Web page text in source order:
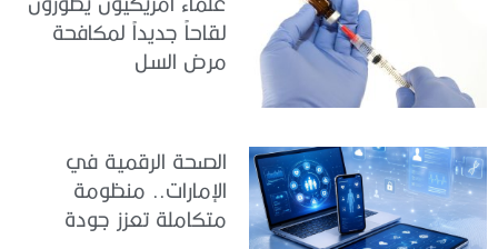
لقاحاً جديداً لمكافحة
مرض السل
الصحة الرقمية في
الإمارات.. منظومة
متكاملة تعزز جودة